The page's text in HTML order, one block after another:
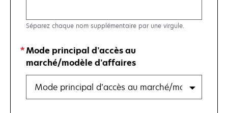
Séparez chaque nom supplémentaire par une virgule.
Mode principal d’accès au
marché/modèle d’affaires
Mode principal d’accès au marché/modèle